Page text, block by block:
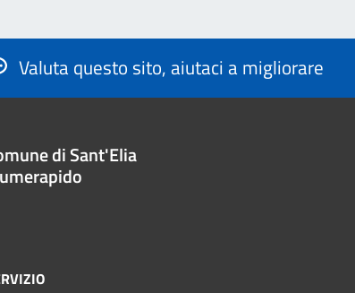
Valuta questo sito, aiutaci a migliorare
di Sant'Elia